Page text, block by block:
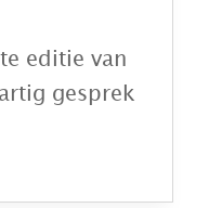
editie van
gesprek